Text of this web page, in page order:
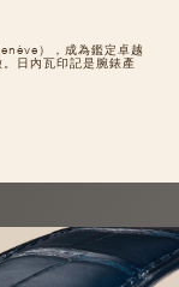
），成為鑑定卓越
日內瓦印記是腕錶產